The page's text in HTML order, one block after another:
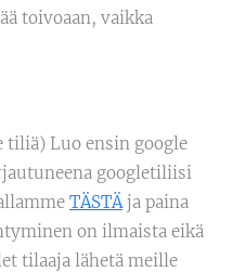
toivoaan, vaikka
tiliä) Luo ensin google
googletiliisi
TÄSTÄja paina
on ilmaista eikä
tilaaja lähetä meille